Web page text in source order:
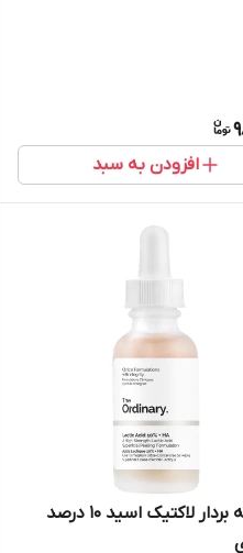
افزودن به سبد
سرم لایه بردار لاکتیک اسید 10 درصد